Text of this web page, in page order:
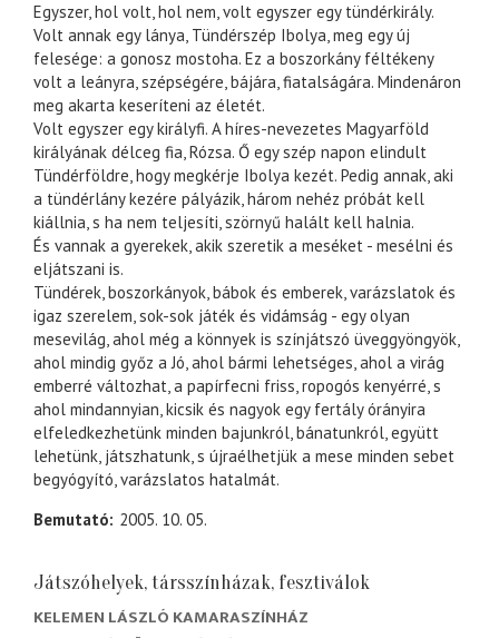
Egyszer, hol volt, hol nem, volt egyszer egy tündérkirály.
Volt annak egy lánya, Tündérszép Ibolya, meg egy új
felesége: a gonosz mostoha. Ez a boszorkány féltékeny
volt a leányra, szépségére, bájára, fiatalságára. Mindenáron
meg akarta keseríteni az életét.
Volt egyszer egy királyfi. A híres-nevezetes Magyarföld
királyának délceg fia, Rózsa. Ő egy szép napon elindult
Tündérföldre, hogy megkérje Ibolya kezét. Pedig annak, aki
a tündérlány kezére pályázik, három nehéz próbát kell
kiállnia, s ha nem teljesíti, szörnyű halált kell halnia.
És vannak a gyerekek, akik szeretik a meséket - mesélni és
eljátszani is.
Tündérek, boszorkányok, bábok és emberek, varázslatok és
igaz szerelem, sok-sok játék és vidámság - egy olyan
mesevilág, ahol még a könnyek is színjátszó üveggyöngyök,
ahol mindig győz a Jó, ahol bármi lehetséges, ahol a virág
emberré változhat, a papírfecni friss, ropogós kenyérré, s
ahol mindannyian, kicsik és nagyok egy fertály órányira
elfeledkezhetünk minden bajunkról, bánatunkról, együtt
lehetünk, játszhatunk, s újraélhetjük a mese minden sebet
begyógyító, varázslatos hatalmát.
Bemutató 2005. 10. 05.
Játszóhelyek, társszínházak, fesztiválok
KELEMEN LÁSZLÓ KAMARASZÍNHÁZ